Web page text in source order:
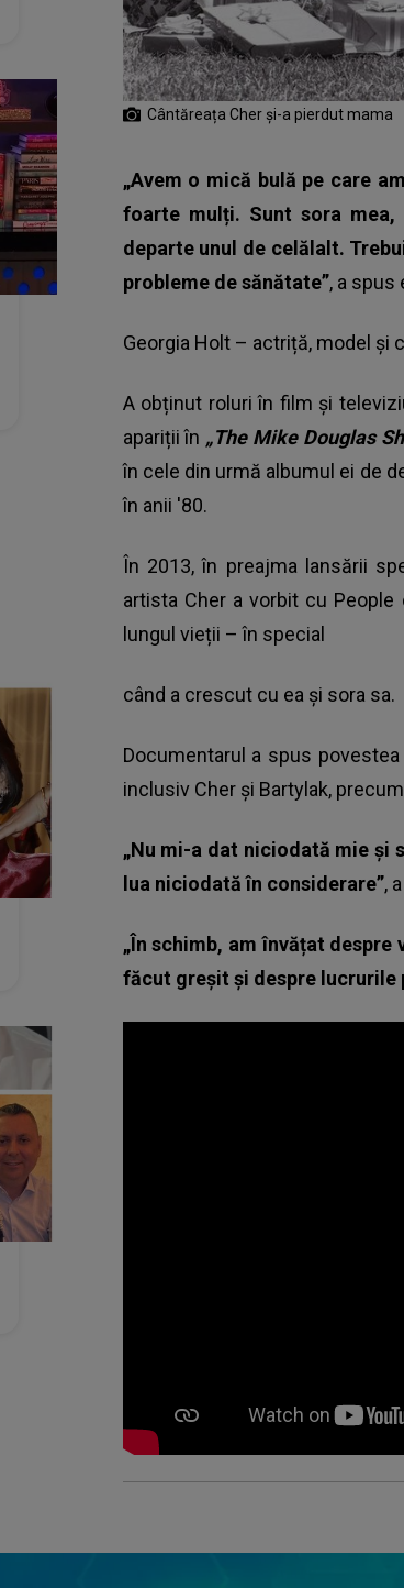
Cântăreața Cher și-a pierdut mama
„Avem o mică bulă pe care
foarte mulți. Sunt sora mea,
departe unul de celălalt.
probleme de sănătate”, a spus
Georgia Holt – actriță, model și
A obținut roluri în film și
apariții în „The Mike Douglas
în cele din urmă albumul ei de
în anii '80.
În 2013, în preajma lansării
artista Cher a vorbit cu
lungul vieții – în special
când a crescut cu ea și sora sa.
Documentarul a spus
inclusiv Cher și Bartylak,
„Nu mi-a dat niciodată mie și
lua niciodată în considerare”,
„În schimb, am învățat
făcut greșit și despre lucrurile